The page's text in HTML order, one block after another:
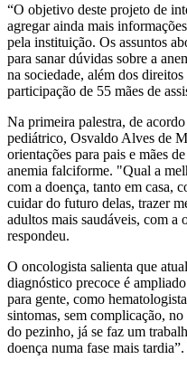
“O objetivo deste projeto de
agregar ainda mais
pela instituição. Os assuntos
para sanar dúvidas sobre a
na sociedade, além dos
participação de 55 mães de
Na primeira palestra, de
pediátrico, Osvaldo Alves de
orientações para pais e mães
anemia falciforme. "Qual a
com a doença, tanto em casa,
cuidar do futuro delas, trazer
adultos mais saudáveis, com a
respondeu.
O oncologista salienta que
diagnóstico precoce é
para gente, como
sintomas, sem complicação,
do pezinho, já se faz um
doença numa fase mais tardia”.